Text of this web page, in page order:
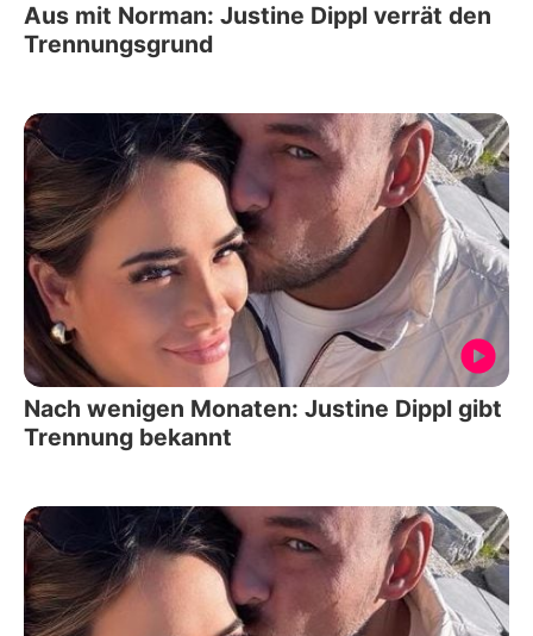
Aus mit Norman: Justine Dippl verrät den
Trennungsgrund
Nach wenigen Monaten: Justine Dippl gibt
Trennung bekannt